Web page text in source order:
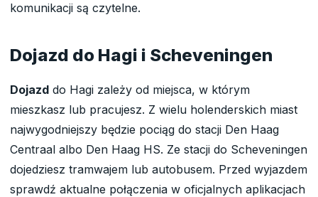
komunikacji są czytelne.
Dojazd do Hagi i Scheveningen
Dojazd do Hagi zależy od miejsca, w którym
mieszkasz lub pracujesz. Z wielu holenderskich miast
najwygodniejszy będzie pociąg do stacji Den Haag
Centraal albo Den Haag HS. Ze stacji do Scheveningen
dojedziesz tramwajem lub autobusem. Przed wyjazdem
sprawdź aktualne połączenia w oficjalnych aplikacjach